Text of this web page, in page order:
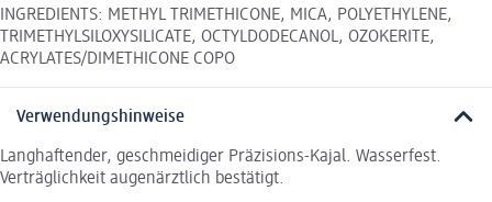
INGREDIENTS: METHYL TRIMETHICONE, MICA, POLYETHYLENE,
TRIMETHYLSILOXYSILICATE, OCTYLDODECANOL, OZOKERITE,
ACRYLATES/DIMETHICONE COPO
Verwendungshinweise
Langhaftender, geschmeidiger Präzisions-Kajal. Wasserfest.
Verträglichkeit augenärztlich bestätigt.